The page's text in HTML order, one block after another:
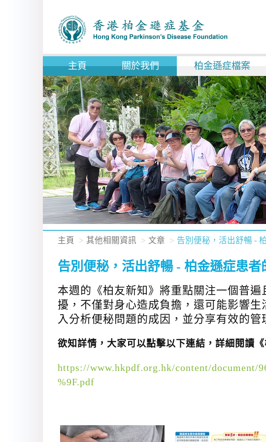
主頁 關於我們 柏金遜症檔案
主頁 其他相關資訊 文章 告別便秘，活出舒暢 -
告別便秘，活出舒暢 - 柏金遜症患者
本週的《柏友新知》將重點關注一個普
擾，不僅對身心造成負擔，還可能影響
入分析便秘問題的成因，並分享有效的
欲知詳情，大家可以點擊以下連結，詳細閱讀
https://www.hkpdf.org.hk/content/document/
%9F.pdf